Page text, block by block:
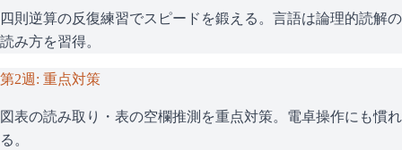
四則逆算の反復練習でスピードを鍛える。言語は論理的読解の
読み方を習得。
第2週: 重点対策
図表の読み取り・表の空欄推測を重点対策。電卓操作にも慣れ
る。